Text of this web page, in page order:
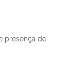
presença de